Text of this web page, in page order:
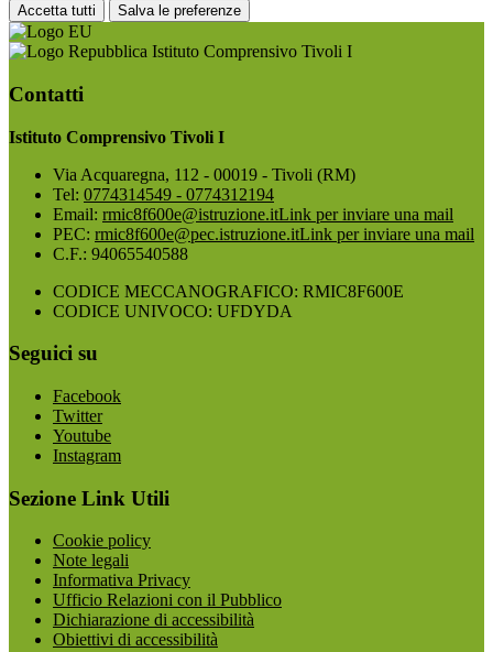
Accetta tutti Salva le preferenze
Istituto Comprensivo Tivoli I
Contatti
Istituto Comprensivo Tivoli I
Via Acquaregna, 112 - 00019 - Tivoli (RM)
Tel: 0774314549 - 0774312194
Email: rmic8f600e@istruzione.itLink per inviare una mail
PEC: rmic8f600e@pec.istruzione.itLink per inviare una mail
C.F.: 94065540588
CODICE MECCANOGRAFICO: RMIC8F600E
CODICE UNIVOCO: UFDYDA
Seguici su
Facebook
Twitter
Youtube
Instagram
Sezione Link Utili
Cookie policy
Note legali
Informativa Privacy
Ufficio Relazioni con il Pubblico
Dichiarazione di accessibilità
Obiettivi di accessibilità